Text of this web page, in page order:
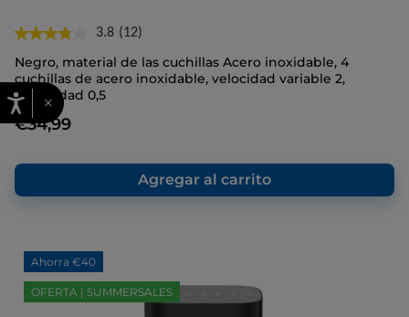
3.8 Lea
12
reseñas.
Enlace
(12)
Negro, material de las cuchillas Acero inoxidable, 4
cuchillas de acero inoxidable, velocidad variable 2,
Capacidad 0,5
€34,99
Agregar al carrito
Ahorra €40
OFERTA | SUMMERSALES
×